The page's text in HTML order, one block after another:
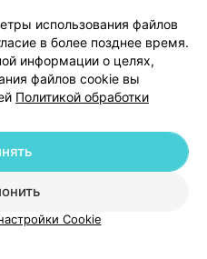
специалиста
Публичный договор
Способы оплаты
использования файлов
в более позднее время.
информации о целях,
файлов cookie вы
Политикой обработки
Cookie